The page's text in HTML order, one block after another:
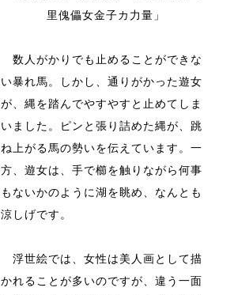
里傀儡女金子カ力量」
数人がかりでも止めることができな
い暴れ馬。しかし、通りがかった遊女
が、縄を踏んでやすやすと止めてしま
いました。ピンと張り詰めた縄が、跳
ね上がる馬の勢いを伝えています。一
方、遊女は、手で櫛を触りながら何事
もないかのように湖を眺め、なんとも
涼しげです。
浮世絵では、女性は美人画として描
かれることが多いのですが、違う一面